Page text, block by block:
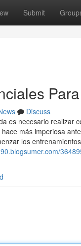
Submit
Discuss
es necesario realizar
más imperiosa
los